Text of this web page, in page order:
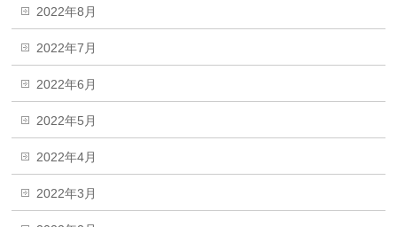
2022年8月
2022年7月
2022年6月
2022年5月
2022年4月
2022年3月